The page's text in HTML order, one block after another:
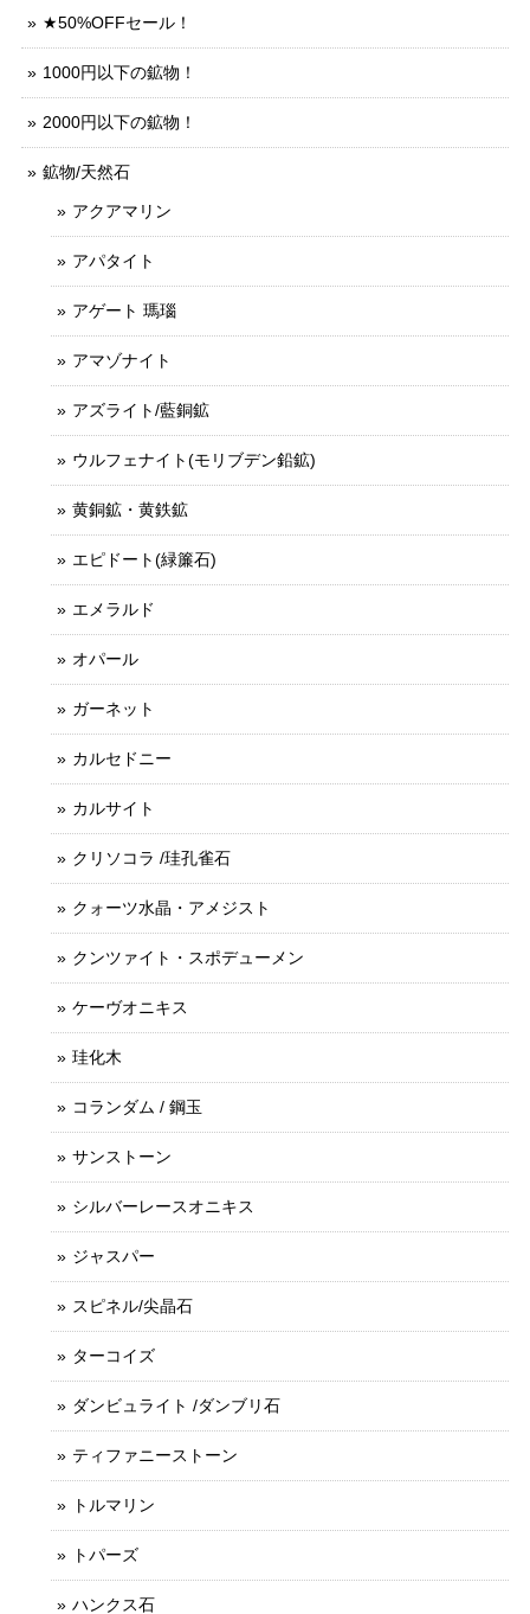
★50%OFFセール！
1000円以下の鉱物！
2000円以下の鉱物！
鉱物/天然石
アクアマリン
アパタイト
アゲート 瑪瑙
アマゾナイト
アズライト/藍銅鉱
ウルフェナイト(モリブデン鉛鉱)
黄銅鉱・黄鉄鉱
エピドート(緑簾石)
エメラルド
オパール
ガーネット
カルセドニー
カルサイト
クリソコラ /珪孔雀石
クォーツ水晶・アメジスト
クンツァイト・スポデューメン
ケーヴオニキス
珪化木
コランダム / 鋼玉
サンストーン
シルバーレースオニキス
ジャスパー
スピネル/尖晶石
ターコイズ
ダンビュライト /ダンブリ石
ティファニーストーン
トルマリン
トパーズ
ハンクス石